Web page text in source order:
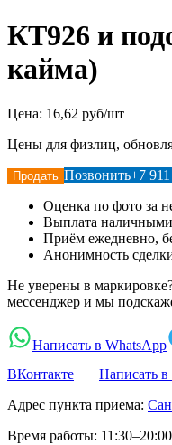
КТ926 и
кайма)
Цена: 16,62 руб/шт
Цены для физлиц,
Продать Позвонить+7
Оценка по фото за
Выплата
Приём ежедневно,
Анонимность
Не уверены в
мессенджер и мы
Написать в WhatsApp
ВКонтакте
Написать
Адрес пункта приема:
Время работы: